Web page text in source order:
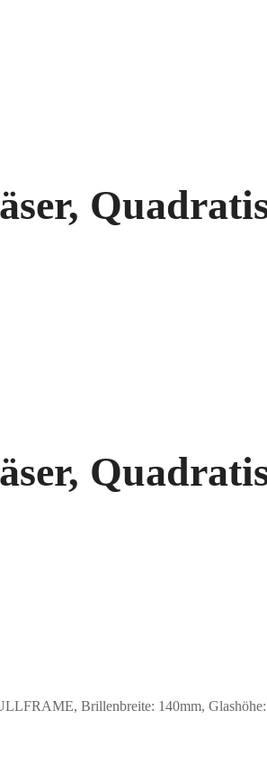
Brillenbreite: 140mm,